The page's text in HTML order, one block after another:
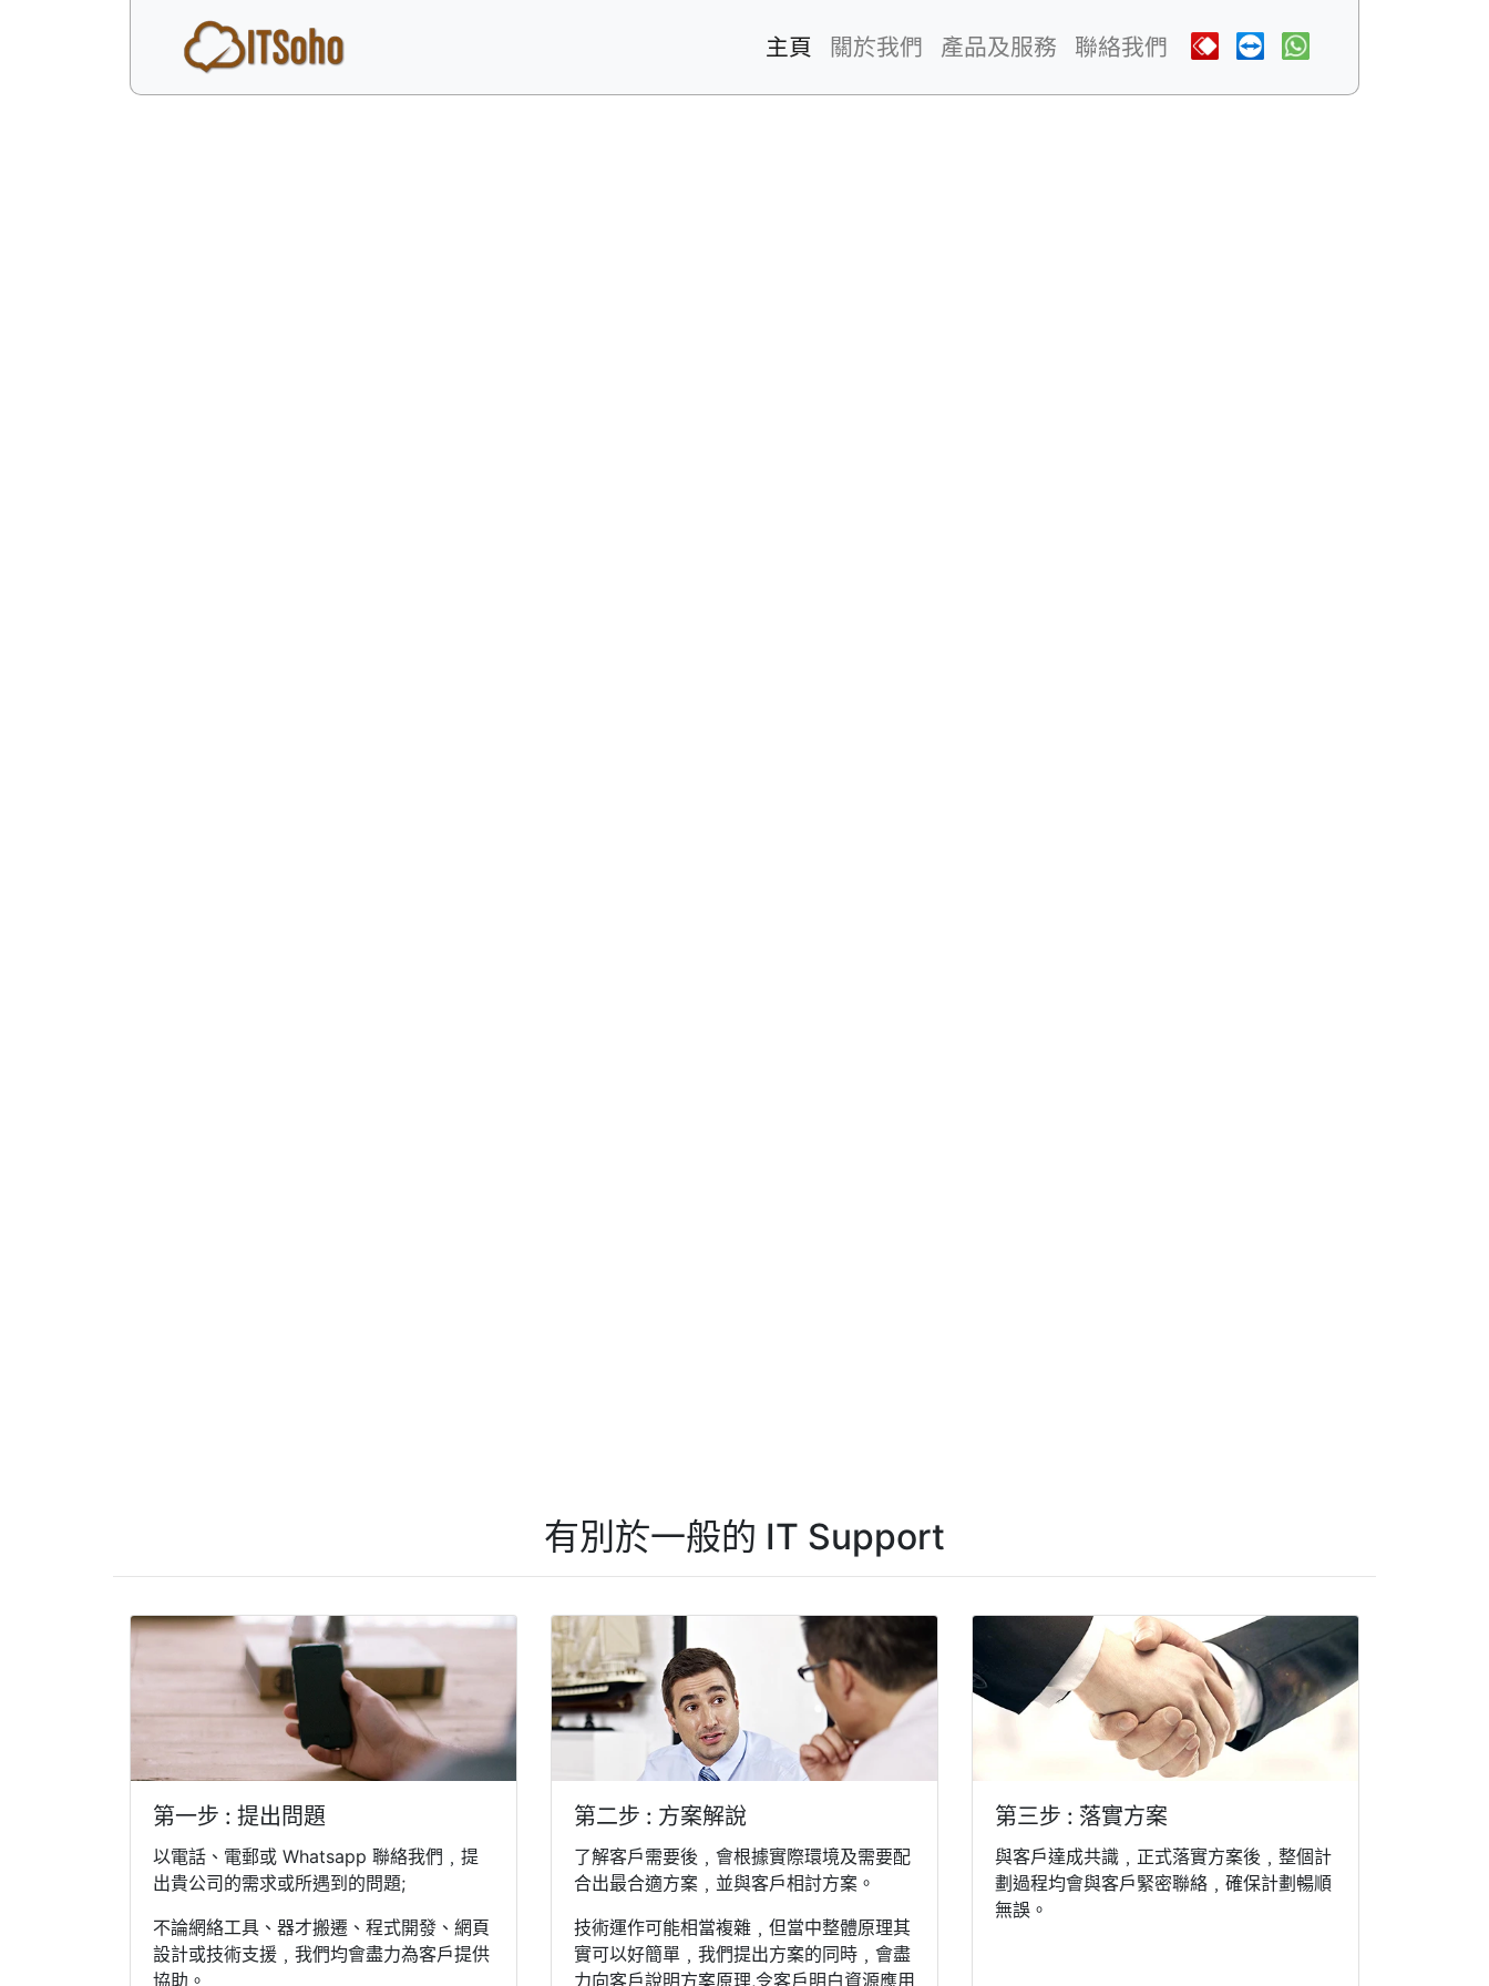
主頁 (current)
關於我們 產品及服務 聯絡我們
有別於一般的 IT Support
第一步 : 提出問題
以電話、電郵或 Whatsapp 聯絡我們﹐提
出貴公司的需求或所遇到的問題;
不論網絡工具、器才搬遷、程式開發、網頁
設計或技術支援﹐我們均會盡力為客戶提供
協助。
第二步 : 方案解說
了解客戶需要後﹐會根據實際環境及需要配
合出最合適方案﹐並與客戶相討方案。
技術運作可能相當複雜﹐但當中整體原理其
實可以好簡單﹐我們提出方案的同時﹐會盡
力向客戶說明方案原理,令客戶明白資源應用
第三步 : 落實方案
與客戶達成共識﹐正式落實方案後﹐整個計
劃過程均會與客戶緊密聯絡﹐確保計劃暢順
無誤。